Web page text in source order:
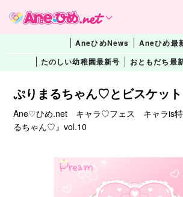
AneひめNews
Aneひめ最
たのしい幼稚園最新号
おともだち最
ぷりまるちゃん♡とビスケット
Ane♡ひめ.net キャラ♡フェス キャラis特
るちゃん♡』vol.10